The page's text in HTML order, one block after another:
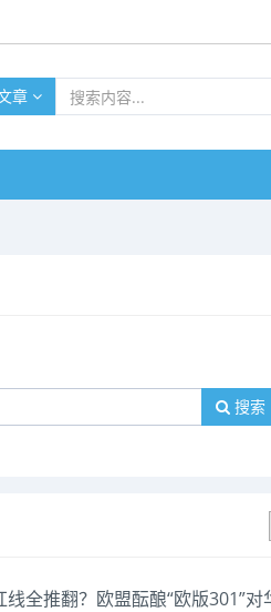
章
搜索
全推翻？欧盟酝酿“欧版301”